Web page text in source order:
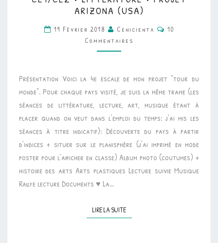
•
LITTÉRATURE
•
PROJET
ARIZONA (USA)
19 Février 2018 Cenicienta Commentaires
10
Commentaires
Présentation Voici la 4e escale de mon projet “tour du
monde“. Pour chaque pays visité, je suis la même trame (les
séances de littérature, lecture, art, musique étant à
placer quand on veut dans l’emploi du temps: j’ai mis les
séances à titre indicatif): Découverte du pays à partir
d’indices + situer sur le planisphère (j’ai imprimé en mode
poster pour l’afficher en classe) Album photo (coutumes) +
histoire des arts Arts plastiques Lecture suivie Musique
Rallye lecture Documents ♥ La…
LIRE LA SUITELIRE LA SUITE